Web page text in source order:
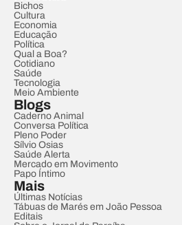
Bichos
Cultura
Economia
Educação
Política
Qual a Boa?
Cotidiano
Saúde
Tecnologia
Meio Ambiente
Blogs
Caderno Animal
Conversa Política
Pleno Poder
Sílvio Osias
Saúde Alerta
Mercado em Movimento
Papo Íntimo
Mais
Últimas Notícias
Tábuas de Marés em João Pessoa
Editais